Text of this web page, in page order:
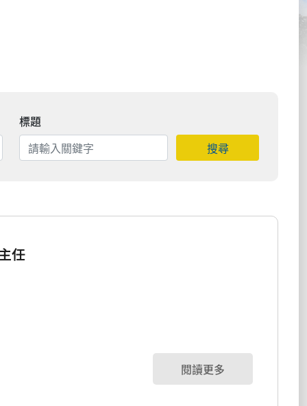
標題
搜尋
任
閱讀更多